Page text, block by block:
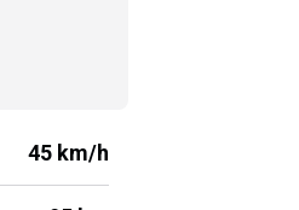
45 km/h